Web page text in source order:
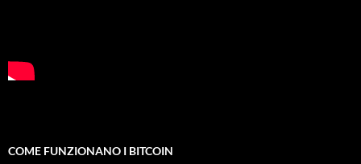
COME FUNZIONANO I BITCOIN